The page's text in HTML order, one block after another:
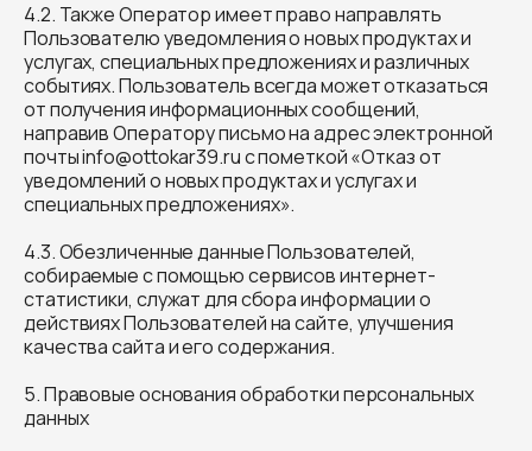
4.2. Также Оператор имеет право направлять
Пользователю уведомления о новых продуктах и
услугах, специальных предложениях и различных
событиях. Пользователь всегда может отказаться
от получения информационных сообщений,
направив Оператору письмо на адрес электронной
почты info@ottokar39.ru с пометкой «Отказ от
уведомлений о новых продуктах и услугах и
специальных предложениях».
4.3. Обезличенные данные Пользователей,
собираемые с помощью сервисов интернет-
статистики, служат для сбора информации о
действиях Пользователей на сайте, улучшения
качества сайта и его содержания.
5. Правовые основания обработки персональных
данных